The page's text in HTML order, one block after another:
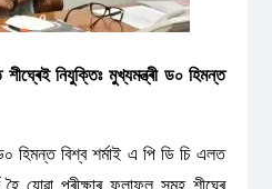
নিযুক্তিঃ মুখ্যমন্ত্ৰী ড০ হিমন্ত
হিমন্ত বিশ্ব শৰ্মাই এ পি ডি চি এলত